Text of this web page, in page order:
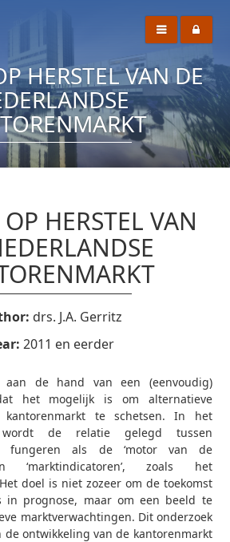
HERSTEL VAN DE
HERSTEL VAN
drs. J.A. Gerritz
2011 en eerder
aan de hand van een (eenvoudig)
het mogelijk is om alternatieve
kantorenmarkt te schetsen. In het
wordt de relatie gelegd tussen
fungeren als de ‘motor van de
‘marktindicatoren’, zoals het
doel is niet zozeer om de toekomst
in prognose, maar om een beeld te
marktverwachtingen. Dit onderzoek
ontwikkeling van de kantorenmarkt